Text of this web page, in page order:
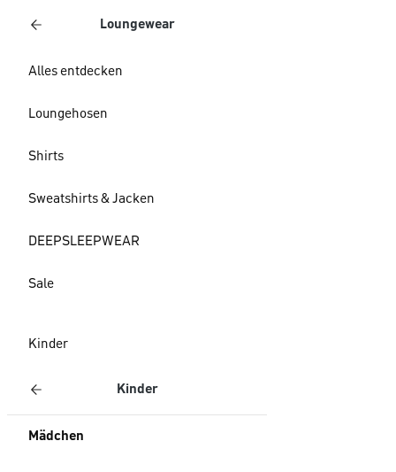
Loungewear
Alles entdecken
Loungehosen
Shirts
Sweatshirts & Jacken
DEEPSLEEPWEAR
Sale
Kinder
Kinder
Mädchen